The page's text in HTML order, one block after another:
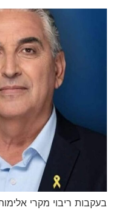
בעקבות ריבוי מקרי